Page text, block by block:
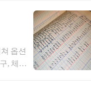
대표자의 개인
항목임에도 불구
우 등),
다리
두고
있으시
의뢰
을 납
는 관련
는데 3
이견이
옵션
, 체납